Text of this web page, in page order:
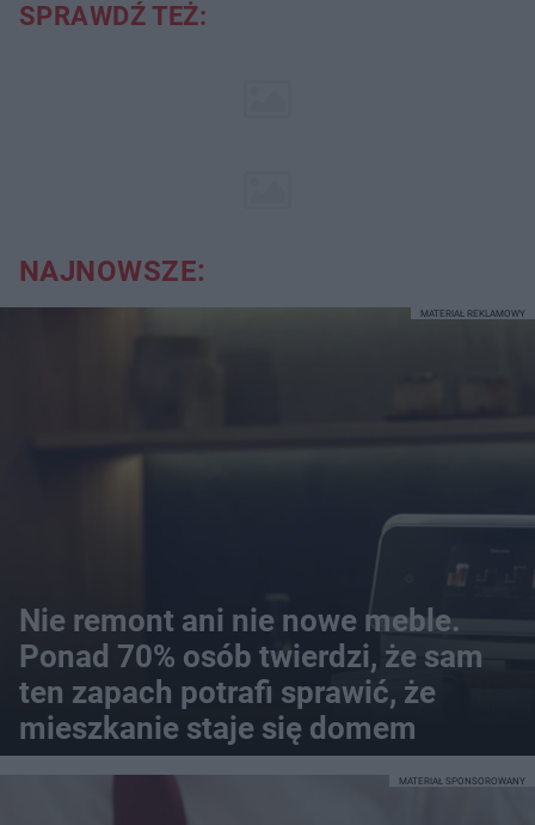
SPRAWDŹ TEŻ:
NAJNOWSZE:
Nie remont ani nie nowe meble.
Ponad 70% osób twierdzi, że sam
ten zapach potrafi sprawić, że
mieszkanie staje się domem
MATERIAŁ REKLAMOWY
MATERIAŁ SPONSOROWANY